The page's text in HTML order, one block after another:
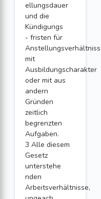
ellungsdauer
und die
Kündigungs
- fristen für
mit
Ausbildungscharakter
oder mit aus
andern
Gründen
zeitlich
begrenzten
Aufgaben.
3 Alle diesem
Gesetz
unterstehe
nden
Arbeitsverhältnisse,